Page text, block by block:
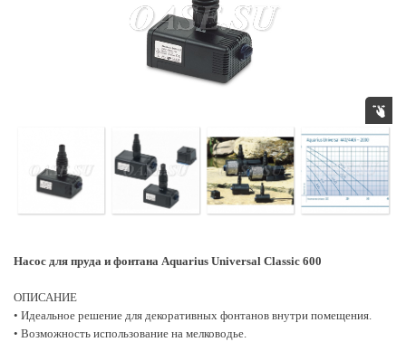
Насос для пруда и фонтана Aquarius Universal Classic 600
ОПИСАНИЕ
• Идеальное решение для декоративных фонтанов внутри помещения.
• Возможность использование на мелководье.